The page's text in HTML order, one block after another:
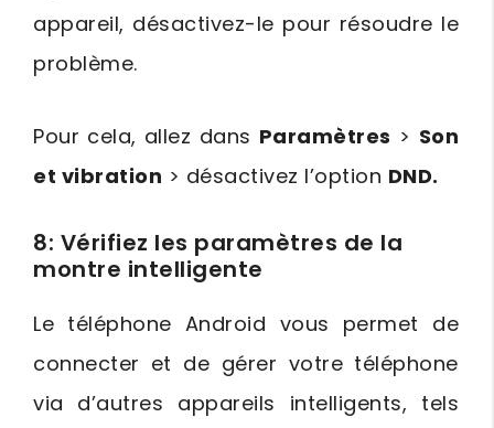
appareil, désactivez-le pour résoudre le
problème.
Pour cela, allez dans Paramètres > Son
et vibration > désactivez l’option DND.
8: Vérifiez les paramètres de la
montre intelligente
Le téléphone Android vous permet de
connecter et de gérer votre téléphone
via d’autres appareils intelligents, tels